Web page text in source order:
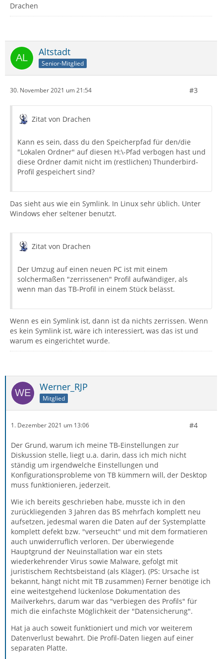
Drachen
Altstadt
Senior-Mitglied
30. November 2021 um 21:54 #3
Zitat von Drachen
Kann es sein, dass du den Speicherpfad für den/die
"Lokalen Ordner" auf diesen H:\-Pfad verbogen hast und
diese Ordner damit nicht im (restlichen) Thunderbird-
Profil gespeichert sind?
Das sieht aus wie ein Symlink. In Linux sehr üblich. Unter
Windows eher seltener benutzt.
Zitat von Drachen
Der Umzug auf einen neuen PC ist mit einem
solchermaßen "zerrissenen" Profil aufwändiger, als
wenn man das TB-Profil in einem Stück belässt.
Wenn es ein Symlink ist, dann ist da nichts zerrissen. Wenn
es kein Symlink ist, wäre ich interessiert, was das ist und
warum es eingerichtet wurde.
Werner_RJP
Mitglied
1. Dezember 2021 um 13:06 #4
Der Grund, warum ich meine TB-Einstellungen zur
Diskussion stelle, liegt u.a. darin, dass ich mich nicht
ständig um irgendwelche Einstellungen und
Konfigurationsprobleme von TB kümmern will, der Desktop
muss funktionieren, jederzeit.
Wie ich bereits geschrieben habe, musste ich in den
zurückliegenden 3 Jahren das BS mehrfach komplett neu
aufsetzen, jedesmal waren die Daten auf der Systemplatte
komplett defekt bzw. "verseucht" und mit dem formatieren
auch unwiderruflich verloren. Der überwiegende
Hauptgrund der Neuinstallation war ein stets
wiederkehrender Virus sowie Malware, gefolgt mit
juristischem Rechtsbeistand (als Kläger). (PS: Ursache ist
bekannt, hängt nicht mit TB zusammen) Ferner benötige ich
eine weitestgehend lückenlose Dokumentation des
Mailverkehrs, darum war das "verbiegen des Profils" für
mich die einfachste Möglichkeit der "Datensicherung".
Hat ja auch soweit funktioniert und mich vor weiterem
Datenverlust bewahrt. Die Profil-Daten liegen auf einer
separaten Platte.